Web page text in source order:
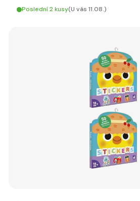
Poslední 2 kusy(U vás 11.08.)